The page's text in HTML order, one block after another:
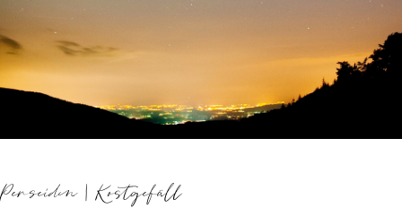
0 Artikel €0,00
Perseiden | Kostgefäll